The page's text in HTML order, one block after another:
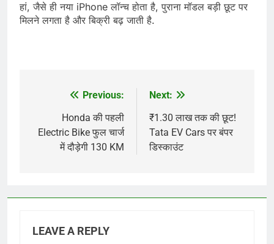
हां, जैसे ही नया iPhone लॉन्च होता है, पुराना मॉडल बड़ी छूट पर
मिलने लगता है और बिक्री बढ़ जाती है.
navigation
Previous:
Honda की पहली
Electric Bike फुल चार्ज
में दौड़ेगी 130 KM
Next:
₹1.30 लाख तक की छूट!
Tata EV Cars पर बंपर
डिस्काउंट
LEAVE A REPLY